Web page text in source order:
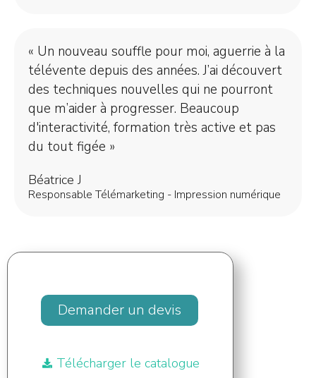
« Un nouveau souffle pour moi, aguerrie à la
télévente depuis des années. J’ai découvert
des techniques nouvelles qui ne pourront
que m’aider à progresser. Beaucoup
d'interactivité, formation très active et pas
du tout figée »
Béatrice J
Responsable Télémarketing - Impression numérique
Demander un devis
Télécharger le catalogue